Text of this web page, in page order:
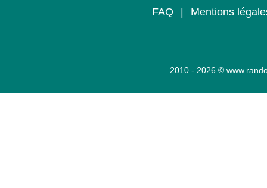
FAQ Mentions
2010 - 2026 ©